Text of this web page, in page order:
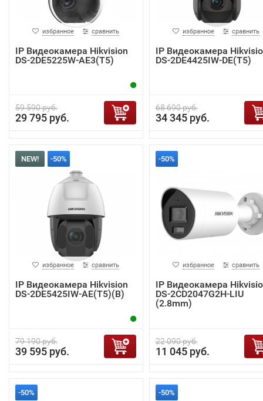
избранное сравнить
IP Видеокамера Hikvision
DS-2DE5225W-AE3(T5)
59 590 руб.
29 795 руб.
избранное сравнить
IP Видеокамера
DS-2DE4425IW-DE(T5)
68 690 руб.
34 345 руб.
NEW! -50%
избранное сравнить
IP Видеокамера Hikvision
DS-2DE5425IW-AE(T5)(B)
79 190 руб.
39 595 руб.
-50%
избранное сравнить
IP Видеокамера
DS-2CD2047G2H-LIU
(2.8mm)
22 090 руб.
11 045 руб.
-50% -50%